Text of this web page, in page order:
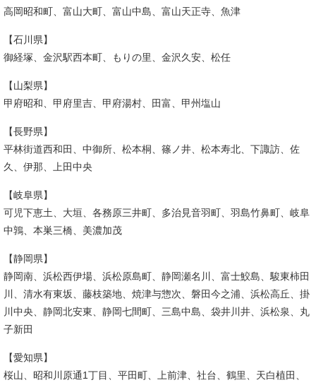
高岡昭和町、富山大町、富山中島、富山天正寺、魚津
【石川県】
御経塚、金沢駅西本町、もりの里、金沢久安、松任
【山梨県】
甲府昭和、甲府里吉、甲府湯村、田富、甲州塩山
【長野県】
平林街道西和田、中御所、松本桐、篠ノ井、松本寿北、下諏訪、佐
久、伊那、上田中央
【岐阜県】
可児下恵土、大垣、各務原三井町、多治見音羽町、羽島竹鼻町、岐阜
中鶉、本巣三橋、美濃加茂
【静岡県】
静岡南、浜松西伊場、浜松原島町、静岡瀬名川、富士鮫島、駿東柿田
川、清水有東坂、藤枝築地、焼津与惣次、磐田今之浦、浜松高丘、掛
川中央、静岡北安東、静岡七間町、三島中島、袋井川井、浜松泉、丸
子新田
【愛知県】
桜山、昭和川原通1丁目、平田町、上前津、社台、鶴里、天白植田、